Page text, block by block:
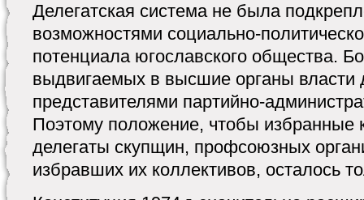
Делегатская система не была
возможностями социально-
потенциала югославского общества.
выдвигаемых в высшие органы власти
представителями партийно-
Поэтому положение, чтобы
делегаты скупщин, профсоюзных
избравших их коллективов, осталось